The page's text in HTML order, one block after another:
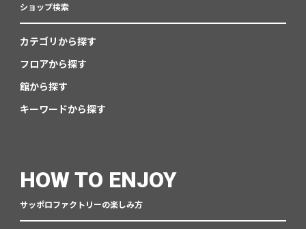
ショップ検索
カテゴリから探す
フロアから探す
館から探す
キーワードから探す
HOW TO ENJOY
サッポロファクトリーの楽しみ方